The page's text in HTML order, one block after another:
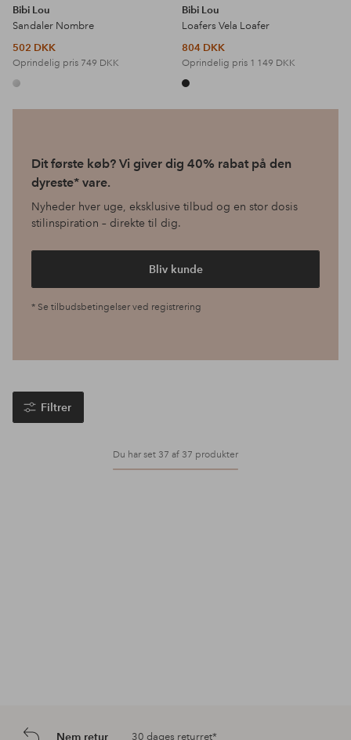
Bibi Lou
Sandaler Nombre
502 DKK
Oprindelig pris 749 DKK
Bibi Lou
Loafers Vela Loafer
804 DKK
Oprindelig pris 1 149 DKK
Dit første køb? Vi giver dig 40% rabat på den
dyreste* vare.
Nyheder hver uge, eksklusive tilbud og en stor dosis
stilinspiration – direkte til dig.
Bliv kunde
* Se tilbudsbetingelser ved registrering
Filtrer
Du har set 37 af 37 produkter
Nem retur 30 dages returret*